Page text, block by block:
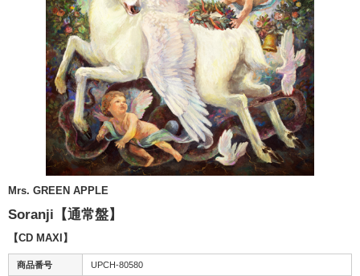
Mrs. GREEN APPLE
Soranji【通常盤】
【CD MAXI】
商品番号 UPCH-80580